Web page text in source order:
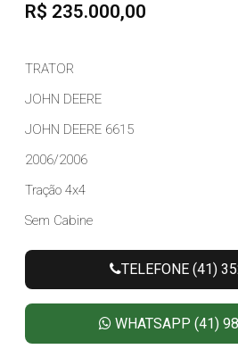
R$ 235.000,00
TRATOR
JOHN DEERE
JOHN DEERE 6615
2006/2006
Tração 4x4
Sem Cabine
TELEFONE (41)
WHATSAPP (41)